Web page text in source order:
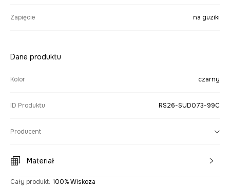
Zapięcie na guziki
Dane produktu
Kolor czarny
ID Produktu RS26-SUD073-99C
Producent
Materiał
Cały produkt: 100% Wiskoza